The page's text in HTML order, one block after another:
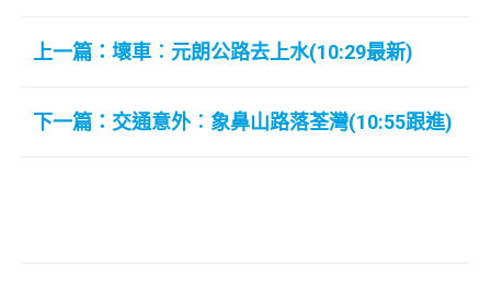
上一篇：壞車︰元朗公路去上水(10:29最新)
下一篇：交通意外︰象鼻山路落荃灣(10:55跟進)